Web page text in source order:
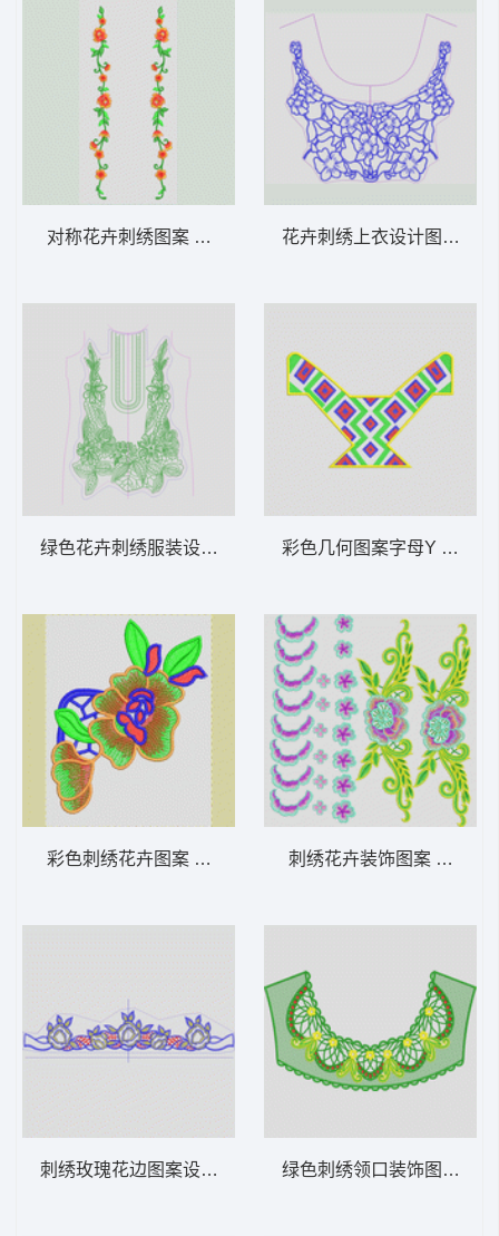
对称花卉刺绣图案 经典小花条
绿色花卉刺绣服装设计图 抽象领花胸
彩色刺绣花卉图案 小贴花
刺绣玫瑰花边图案设计 贴布玫瑰花条
花卉刺绣上衣设计图 花曲线
彩色几何图案字母Y 十字绣
刺绣花卉装饰图案 贴花水
绿色刺绣领口装饰图案 复